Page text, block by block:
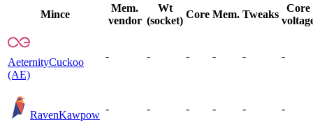
Mince
Mem.
vendor
Wt
(socket)
Core Mem. Tweaks
Core
AeternityCuckoo
(AE)
- - - - - -
RavenKawpow
- - - - - -